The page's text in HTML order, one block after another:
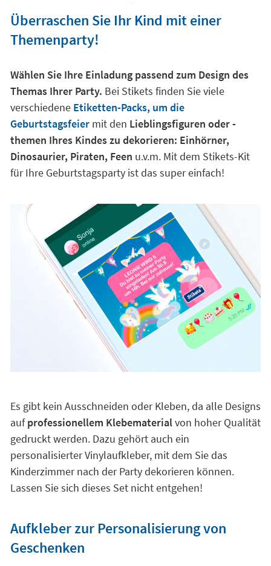
Überraschen Sie Ihr Kind mit einer
Themenparty!
Wählen Sie Ihre Einladung passend zum Design des
Themas Ihrer Party. Bei Stikets finden Sie viele
verschiedene Etiketten-Packs, um die
Geburtstagsfeiermit den Lieblingsfiguren oder -
themen Ihres Kindes zu dekorieren: Einhörner,
Dinosaurier, Piraten, Feen u.v.m. Mit dem Stikets-Kit
für Ihre Geburtstagsparty ist das super einfach!
Es gibt kein Ausschneiden oder Kleben, da alle Designs
aufprofessionellem Klebematerialvon hoher Qualität
gedruckt werden. Dazu gehört auch ein
personalisierter Vinylaufkleber, mit dem Sie das
Kinderzimmer nach der Party dekorieren können.
Lassen Sie sich dieses Set nicht entgehen!
Aufkleber zur Personalisierung von
Geschenken